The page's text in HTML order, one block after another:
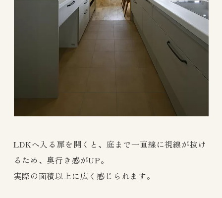
LDKへ入る扉を開くと、庭まで一直線に視線が抜け
るため、奥行き感がUP。
実際の面積以上に広く感じられます。